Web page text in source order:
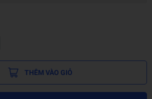
THÊM VÀO GIỎ